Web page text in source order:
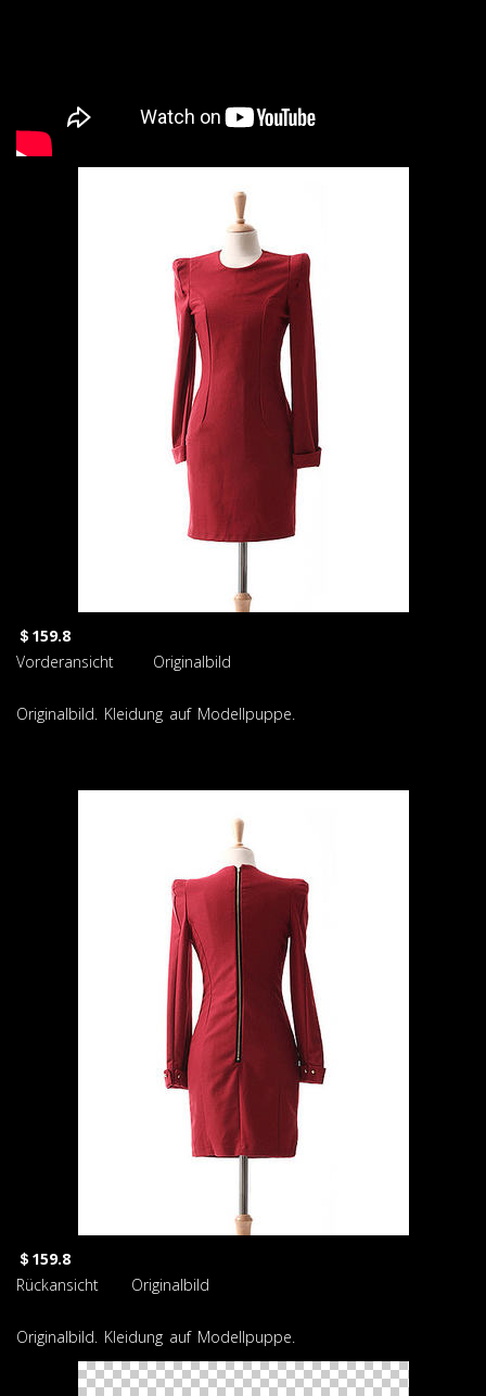
＄159.8
Vorderansicht Originalbild
Originalbild. Kleidung auf Modellpuppe.
＄159.8
Rückansicht Originalbild
Originalbild. Kleidung auf Modellpuppe.